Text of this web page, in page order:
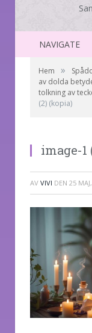
NAVIGATE
Hem »
av dolda
tolkning av
(2) (kopia)
image-1
AV VIVI DEN 25